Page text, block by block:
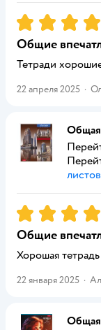
Рейтинг:5
Общие
Тетради
22 апреля 2025 ·
Общая
Рейтинг:5
Общие
Хорошая тетрадь
22 января 2025 ·
Общая